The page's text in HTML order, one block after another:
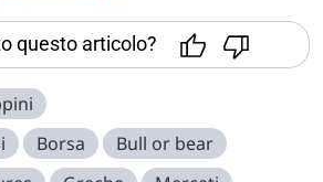
questo articolo?
Borsa
Bull or bear